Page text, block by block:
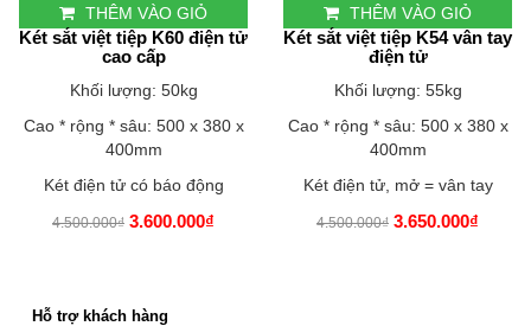
THÊM VÀO GIỎ
Két sắt việt tiệp K60 điện tử
cao cấp
Khối lượng: 50kg
Cao * rộng * sâu: 500 x 380 x
400mm
Két điện tử có báo động
4.500.000₫ 3.600.000₫
THÊM VÀO GIỎ
Két sắt việt tiệp K54 vân tay
điện tử
Khối lượng: 55kg
Cao * rộng * sâu: 500 x 380 x
400mm
Két điện tử, mở = vân tay
4.500.000₫ 3.650.000₫
Hỗ trợ khách hàng